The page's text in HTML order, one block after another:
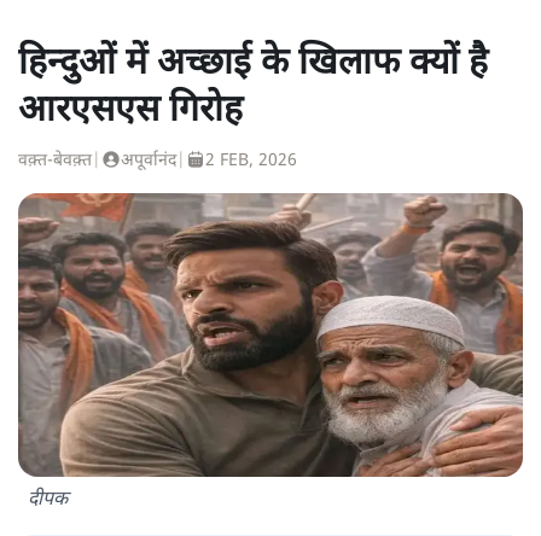
हिन्दुओं में अच्छाई के खिलाफ क्यों है
आरएसएस गिरोह
वक़्त-बेवक़्त अपूर्वानंद| 2 FEB, 2026
दीपक